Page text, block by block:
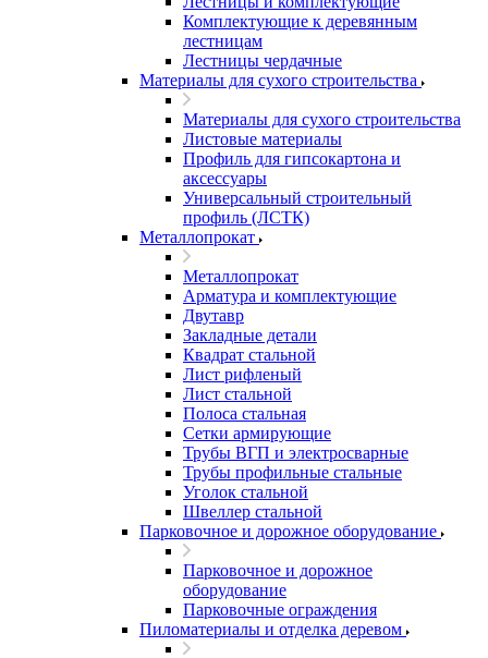
Комплектующие к деревянным
лестницам
Лестницы чердачные
Материалы для сухого строительства
Материалы для сухого строительства
Листовые материалы
Профиль для гипсокартона и
аксессуары
Универсальный строительный
профиль (ЛСТК)
Металлопрокат
Металлопрокат
Арматура и комплектующие
Двутавр
Закладные детали
Квадрат стальной
Лист рифленый
Лист стальной
Полоса стальная
Сетки армирующие
Трубы ВГП и электросварные
Трубы профильные стальные
Уголок стальной
Швеллер стальной
Парковочное и дорожное оборудование
Парковочное и дорожное
оборудование
Парковочные ограждения
Пиломатериалы и отделка деревом